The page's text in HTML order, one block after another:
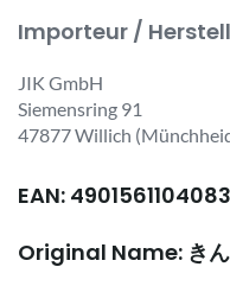
Importeur /
JIK GmbH
Siemensring 91
47877 Willich
EAN: 4901561104083
Original Name: き